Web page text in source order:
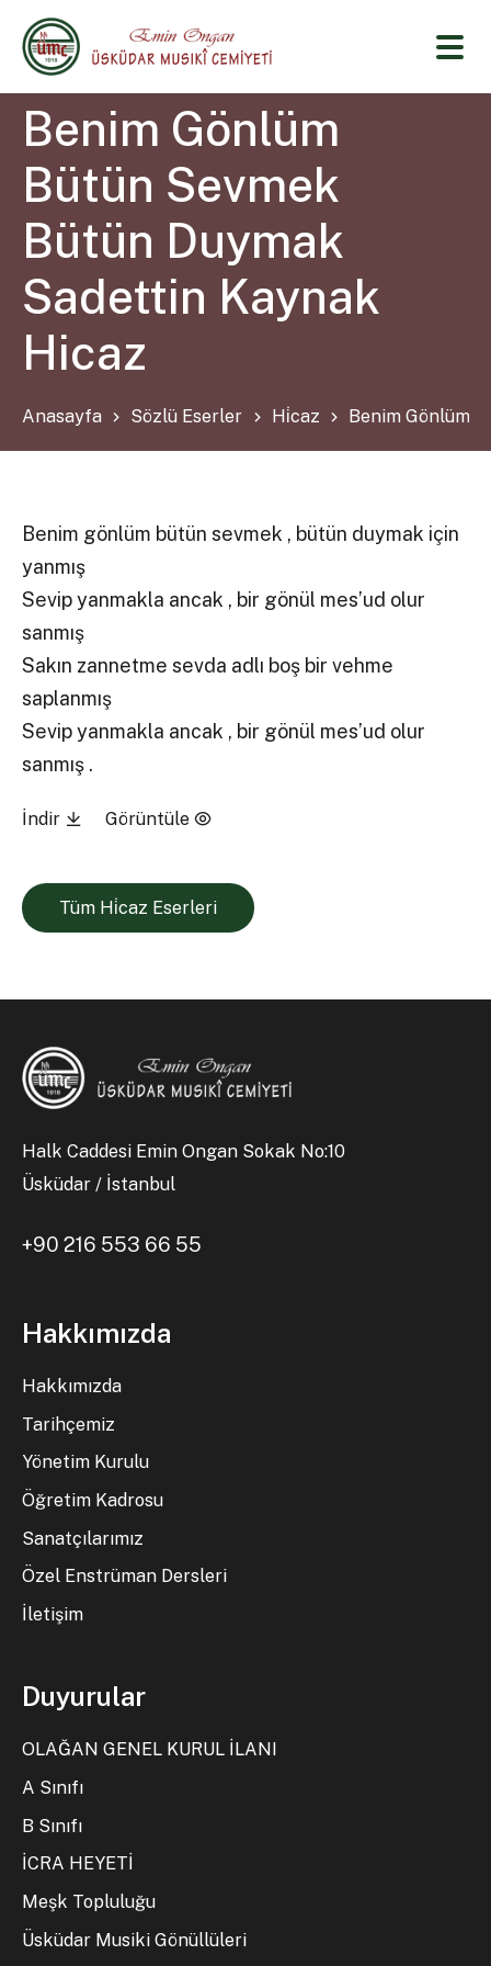
Benim Gönlüm
Bütün Sevmek
Bütün Duymak
Sadettin Kaynak
Hicaz
Anasayfa Sözlü Eserler Hi̇caz Benim Gönlüm
Benim gönlüm bütün sevmek , bütün duymak için
yanmış
Sevip yanmakla ancak , bir gönül mes’ud olur
sanmış
Sakın zannetme sevda adlı boş bir vehme
saplanmış
Sevip yanmakla ancak , bir gönül mes’ud olur
sanmış .
İndir Görüntüle
Tüm Hi̇caz Eserleri
Halk Caddesi Emin Ongan Sokak No:10
Üsküdar / İstanbul
+90 216 553 66 55
Hakkımızda
Hakkımızda
Tarihçemiz
Yönetim Kurulu
Öğretim Kadrosu
Sanatçılarımız
Özel Enstrüman Dersleri
İletişim
Duyurular
OLAĞAN GENEL KURUL İLANI
A Sınıfı
B Sınıfı
İCRA HEYETİ
Meşk Topluluğu
Üsküdar Musiki Gönüllüleri